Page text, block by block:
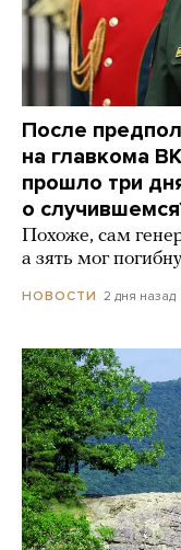
После
на главкома
прошло три
о
Похоже, сам
а зять мог
НОВОСТИ 2 дня назад